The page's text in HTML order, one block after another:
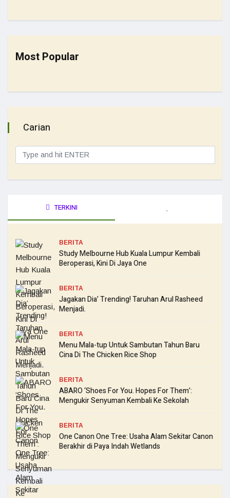
Most Popular
Carian
TERKINI
BERITA
Study Melbourne Hub Kuala Lumpur Kembali
Beroperasi, Kini Di Jaya One
BERITA
Jagakan Dia’ Trending! Taruhan Arul Rasheed
Menjadi.
BERITA
Menu Mala-tup Untuk Sambutan Tahun Baru
Cina Di The Chicken Rice Shop
BERITA
ABARO ‘Shoes For You. Hopes For Them’:
Mengukir Senyuman Kembali Ke Sekolah
BERITA
One Canon One Tree: Usaha Alam Sekitar Canon
Berakhir di Paya Indah Wetlands